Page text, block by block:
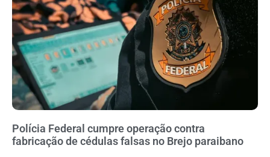
Polícia Federal cumpre operação contra
fabricação de cédulas falsas no Brejo paraibano